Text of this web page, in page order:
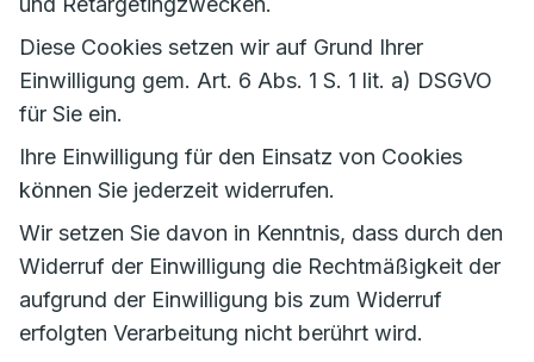
Diese Cookies setzen wir auf Grund Ihrer
Einwilligung gem. Art. 6 Abs. 1 S. 1 lit. a) DSGVO
für Sie ein.
Ihre Einwilligung für den Einsatz von Cookies
können Sie jederzeit widerrufen.
Wir setzen Sie davon in Kenntnis, dass durch den
Widerruf der Einwilligung die Rechtmäßigkeit der
aufgrund der Einwilligung bis zum Widerruf
erfolgten Verarbeitung nicht berührt wird.